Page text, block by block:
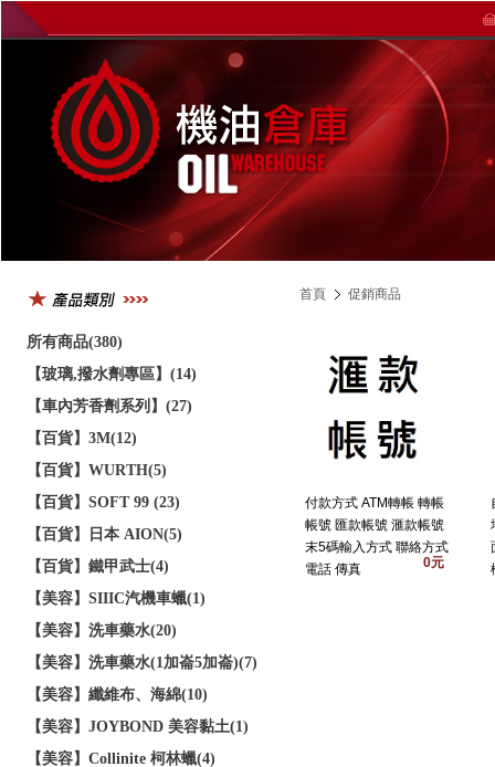
所有商品(380)
【玻璃,撥水劑專區】(14)
【車內芳香劑系列】(27)
【百貨】3M(12)
【百貨】WURTH(5)
【百貨】SOFT 99 (23)
【百貨】日本 AION(5)
【百貨】鐵甲武士(4)
【美容】SIIIC汽機車蠟(1)
【美容】洗車藥水(20)
【美容】洗車藥水(1加崙5加崙)(7)
【美容】纖維布、海綿(10)
【美容】JOYBOND 美容黏土(1)
【美容】Collinite 柯林蠟(4)
首頁 促銷商品
付款方式 ATM轉帳 轉帳
帳號 匯款帳號 滙款帳號
末5碼輸入方式 聯絡方式
電話 傳真
0元